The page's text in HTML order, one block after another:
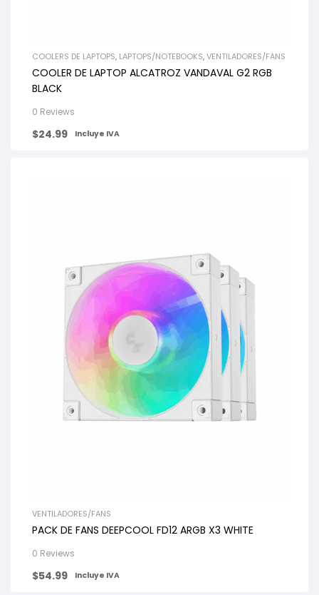
COOLERS DE LAPTOPS, LAPTOPS/NOTEBOOKS,VENTILADORES/FANS
COOLER DE LAPTOP ALCATROZ VANDAVAL G2 RGB
BLACK
0 Reviews
$24.99 Incluye IVA
VENTILADORES/FANS
PACK DE FANS DEEPCOOL FD12 ARGB X3 WHITE
0 Reviews
$54.99 Incluye IVA